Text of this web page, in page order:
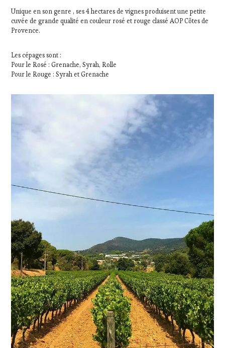
Unique en son genre , ses 4 hectares de vignes produisent une petite
cuvée de grande qualité en couleur rosé et rouge classé AOP Côtes de
Provence.
Les cépages sont :
Pour le Rosé : Grenache, Syrah, Rolle
Pour le Rouge : Syrah et Grenache